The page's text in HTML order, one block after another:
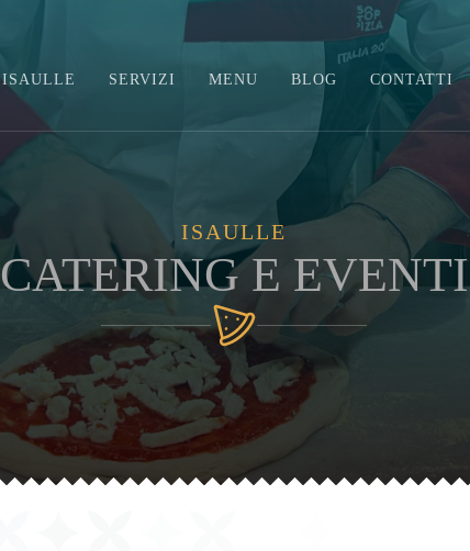
ISAULLE SERVIZI MENU BLOG CONTATTI
ISAULLE
CATERING E EVENTI